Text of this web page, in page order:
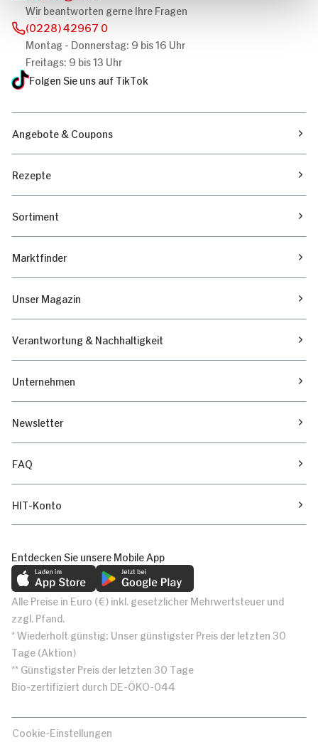
Wir beantworten gerne Ihre Fragen
(0228) 42967 0
Montag - Donnerstag: 9 bis 16 Uhr
Freitags: 9 bis 13 Uhr
Folgen Sie uns auf TikTok
Angebote & Coupons
Rezepte
Sortiment
Marktfinder
Unser Magazin
Verantwortung & Nachhaltigkeit
Unternehmen
Newsletter
FAQ
HIT-Konto
Entdecken Sie unsere Mobile App
Alle Preise in Euro (€) inkl. gesetzlicher Mehrwertsteuer und
zzgl. Pfand.
* Wiederholt günstig: Unser günstigster Preis der letzten 30
Tage (Aktion)
** Günstigster Preis der letzten 30 Tage
Bio-zertifiziert durch DE-ÖKO-044
Cookie-Einstellungen